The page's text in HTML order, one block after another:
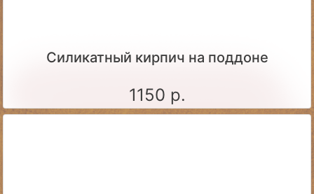
Силикатный кирпич на поддоне
1150 р.